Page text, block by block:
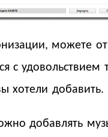
можете
с удовольствием
хотели добавить.
добавлять